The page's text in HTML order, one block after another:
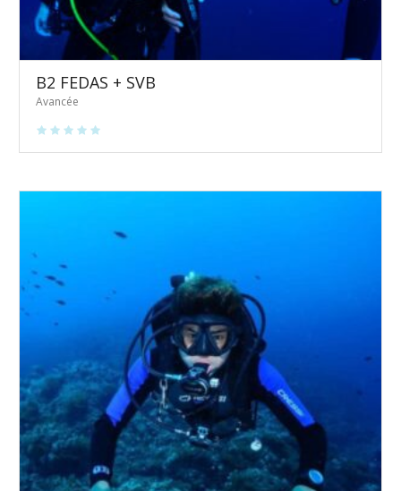
B2 FEDAS + SVB
Avancée